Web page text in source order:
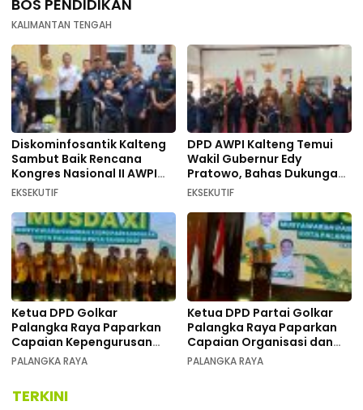
BOS PENDIDIKAN
KALIMANTAN TENGAH
Diskominfosantik Kalteng
Sambut Baik Rencana
Kongres Nasional II AWPI
Se-Indonesia
EKSEKUTIF
DPD AWPI Kalteng Temui
Wakil Gubernur Edy
Pratowo, Bahas Dukungan
Kongres Nasional II AWPI di
EKSEKUTIF
Ketua DPD Golkar
Palangka Raya Paparkan
Capaian Kepengurusan
pada Pembukaan Musda XI
PALANGKA RAYA
Ketua DPD Partai Golkar
Palangka Raya Paparkan
Capaian Organisasi dan
Kemenangan Pemilu pada
PALANGKA RAYA
TERKINI